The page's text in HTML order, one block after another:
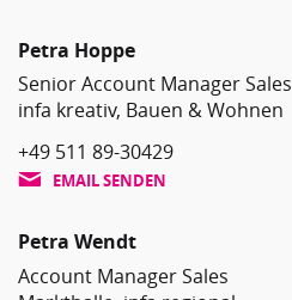
Petra Hoppe
Senior Account Manager Sales
infa kreativ, Bauen & Wohnen
+49 511 89-30429
EMAIL SENDEN
Petra Wendt
Account Manager Sales